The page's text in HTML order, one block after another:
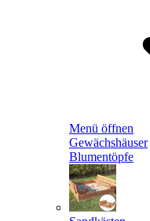
Menü öffnen
Gewächshäuser
Blumentöpfe